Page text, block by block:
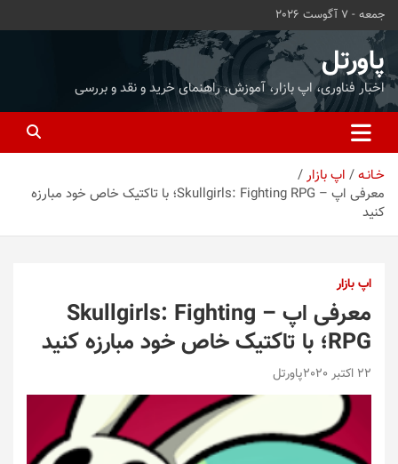
محتوا
بروید
جمعه - 7 آگوست 2026
پاورتل
اخبار فناوری، اپ بازار، آموزش، راهنمای خرید و نقد و بررسی
خـانـه
اپ بازار
معرفی اپ – Skullgirls: Fighting RPG؛ با تاکتیک خاص خود مبارزه
کنید
اپ بازار
معرفی اپ – Skullgirls: Fighting
RPG؛ با تاکتیک خاص خود مبارزه کنید
22 اکتبر 2020 پاورتل